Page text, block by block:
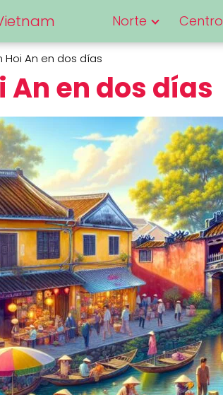
Norte Centro
Hoi An en dos días
An en dos días